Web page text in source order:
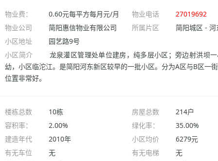
物业费： 0.60元每平方每月元/月 物业电话
27019692
物业公司
简阳惠信物业有限公司 所属片区
简阳城区 - 河
小区地址
园艺路9号
小区简介
龙泉灌区管理处单位建房，纯多层小区；旁边射洪坝
幼，小区临沱江。是简阳河东新区较早的一批小区。分为A区与B区一
位置非常好。
楼栋总数 10栋 房屋总数
214户
容积率：
2.00% 绿化率：
35.00%
建造年代
2010年 小区均价
6279元
有无车位
无 有无电梯
无